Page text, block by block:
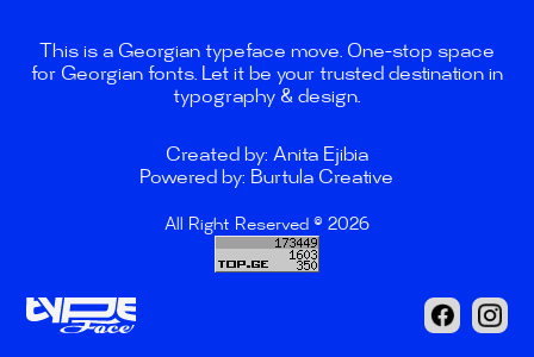
This is a Georgian typeface move. One-stop space
for Georgian fonts. Let it be your trusted destination in
typography & design.
Created by: Anita Ejibia
Powered by: Burtula Creative
All Right Reserved © 2026